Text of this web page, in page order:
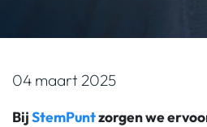
04 maart 2025
BijStemPuntzorgen we